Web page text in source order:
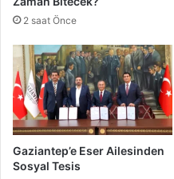
l
y
a
K
a
z
a
n
d
2 saat Önce
Gaziantep’e Eser Ailesinden
Sosyal Tesis